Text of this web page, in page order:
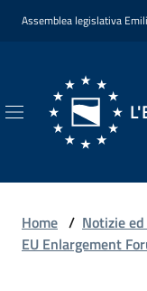
Vai al contenuto
Vai alla navigazione
Vai al footer
Assemblea legislativa
L'Europa
Romagna
Home / Notizie
EU Enlargement